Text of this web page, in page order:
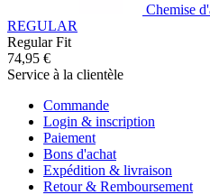
Chemise
REGULAR
Regular Fit
74,95 €
Service à la clientèle
Commande
Login & inscription
Paiement
Bons d'achat
Expédition & livraison
Retour & Remboursement